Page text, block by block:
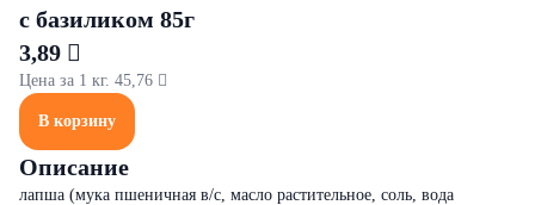
с базиликом 85г
3,89 
Цена за 1 кг. 45,76 
В корзину
Описание
лапша (мука пшеничная в/с, масло растительное, соль, вода